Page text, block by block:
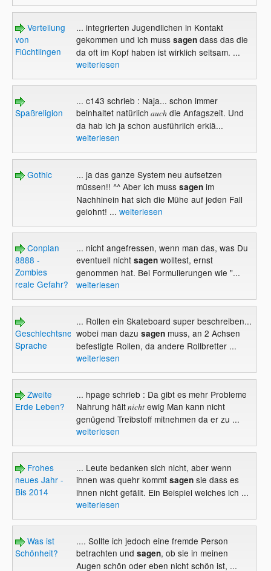
Verteilung
von
Flüchtlingen
... integrierten Jugendlichen in Kontakt
gekommen und ich musssagendass das die
da oft im Kopf haben ist wirklich seltsam. ...
weiterlesen
Spaßreligion
... c143 schrieb : Naja... schon immer
beinhaltet natürlich auchdie Anfagszeit. Und
da hab ich ja schon ausführlich erklä...
weiterlesen
Gothic
... ja das ganze System neu aufsetzen
müssen!! ^^ Aber ich musssagenim
Nachhinein hat sich die Mühe auf jeden Fall
gelohnt! ... weiterlesen
Conplan
8888 -
Zombies
reale Gefahr?
... nicht angefressen, wenn man das, was Du
eventuell nichtsagenwolltest, ernst
genommen hat. Bei Formulierungen wie "...
weiterlesen
Geschlechtsneutrale
Sprache
... Rollen ein Skateboard super beschreiben...
wobei man dazu sagenmuss, an 2 Achsen
befestigte Rollen, da andere Rollbretter ...
weiterlesen
Zweite
Erde Leben?
... hpage schrieb : Da gibt es mehr Probleme
Nahrung hältnichtewig Man kann nicht
genügend Treibstoff mitnehmen da er zu ...
weiterlesen
Frohes
neues Jahr -
Bis 2014
... Leute bedanken sich nicht, aber wenn
ihnen was quehr kommtsagensie dass es
ihnen nicht gefällt. Ein Beispiel welches ich ...
weiterlesen
Was ist
Schönheit?
.... Sollte ich jedoch eine fremde Person
betrachten und sagen, ob sie in meinen
Augen schön oder eben nicht schön ist, ...